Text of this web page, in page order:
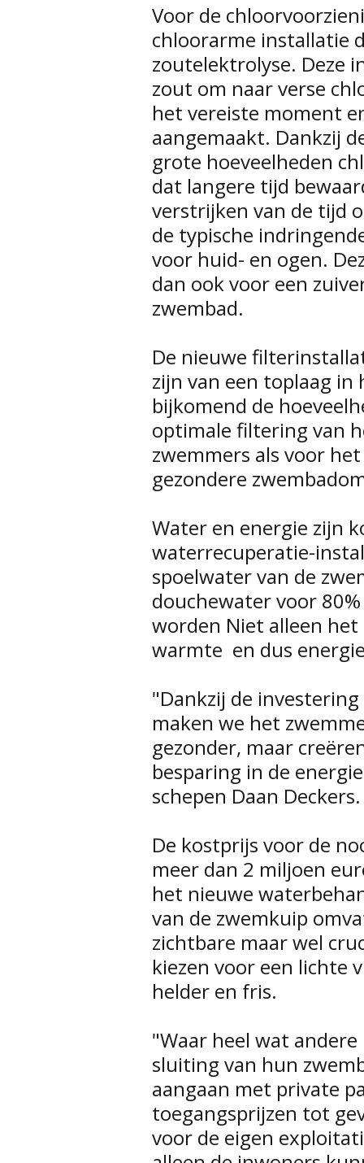
Voor de
chloorarme installatie
zoutelektrolyse. Deze
zout om naar verse
het vereiste moment
aangemaakt. Dankzij
grote hoeveelheden
dat langere tijd
verstrijken van de tijd
de typische
voor huid- en ogen.
dan ook voor een
zwembad.
De nieuwe
zijn van een toplaag
bijkomend de
optimale filtering van
zwemmers als voor
gezondere
Water en energie zijn
waterrecuperatie-
spoelwater van de
douchewater voor
worden Niet alleen
warmte  en dus
"Dankzij de
maken we het
gezonder, maar
besparing in de
schepen Daan Deckers.
De kostprijs voor de
meer dan 2 miljoen
het nieuwe
van de zwemkuip
zichtbare maar wel
kiezen voor een lichte
helder en fris.
"Waar heel wat
sluiting van hun
aangaan met private
toegangsprijzen tot
voor de eigen